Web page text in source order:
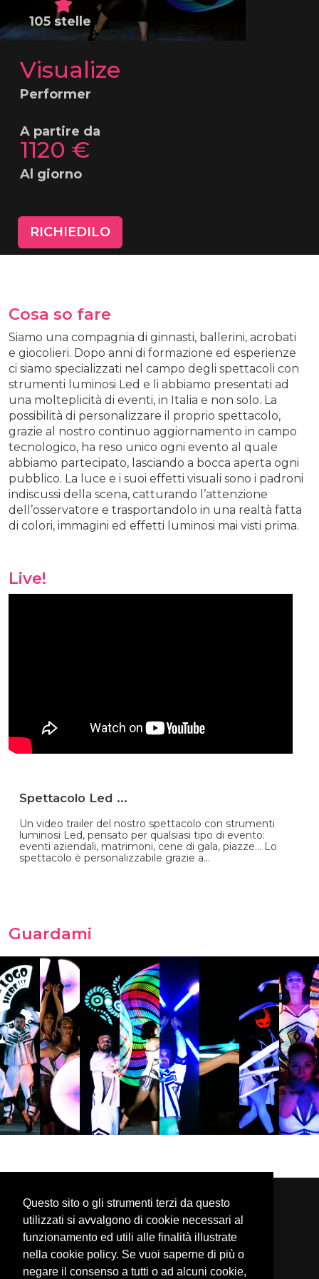
Questo sito o gli strumenti terzi da questo
utilizzati si avvalgono di cookie necessari al
funzionamento ed utili alle finalità illustrate
nella cookie policy. Se vuoi saperne di più o
negare il consenso a tutti o ad alcuni cookie,
105 stelle
Visualize
Performer
A partire da
1120 €
Al giorno
RICHIEDILO
Cosa so fare
Siamo una compagnia di ginnasti, ballerini, acrobati
e giocolieri. Dopo anni di formazione ed esperienze
ci siamo specializzati nel campo degli spettacoli con
strumenti luminosi Led e li abbiamo presentati ad
una molteplicità di eventi, in Italia e non solo. La
possibilità di personalizzare il proprio spettacolo,
grazie al nostro continuo aggiornamento in campo
tecnologico, ha reso unico ogni evento al quale
abbiamo partecipato, lasciando a bocca aperta ogni
pubblico. La luce e i suoi effetti visuali sono i padroni
indiscussi della scena, catturando l’attenzione
dell’osservatore e trasportandolo in una realtà fatta
di colori, immagini ed effetti luminosi mai visti prima.
Live!
Spettacolo Led ...
Un video trailer del nostro spettacolo con strumenti
luminosi Led, pensato per qualsiasi tipo di evento:
eventi aziendali, matrimoni, cene di gala, piazze... Lo
spettacolo è personalizzabile grazie a...
Guardami
Corporate
I valori AS
Come funziona AS
Domande frequenti
Sei un artista?
Accedi
Iscriviti